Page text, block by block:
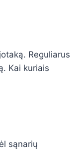
Reguliarus
Kai kuriais
sąnarių